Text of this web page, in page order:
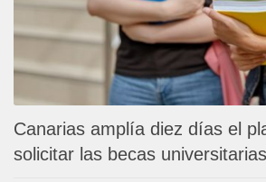
Canarias amplía diez días el
solicitar las becas universitarias